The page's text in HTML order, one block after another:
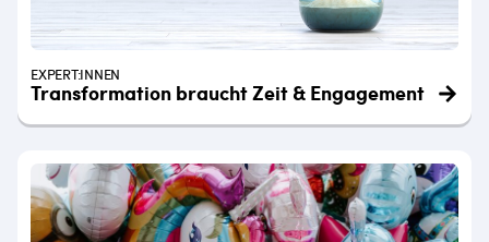
EXPERT:INNEN
Transformation braucht Zeit & Engagement